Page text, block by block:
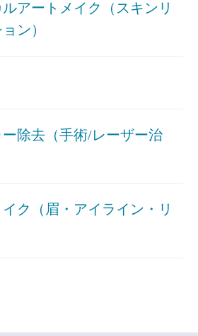
アートメイク（スキンリ
ン）
除去（手術/レーザー治
ク（眉・アイライン・リ